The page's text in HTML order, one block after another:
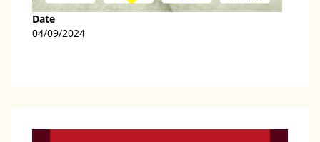
Date
04/09/2024